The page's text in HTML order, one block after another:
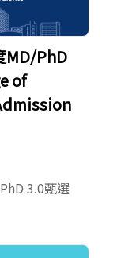
MD/PhD
of
3.0甄選